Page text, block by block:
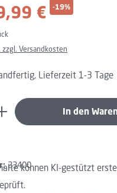
€ -19%
Versandkosten
Lieferzeit 1-3 Tage
Gib denIn den
23400können KI-gestützt